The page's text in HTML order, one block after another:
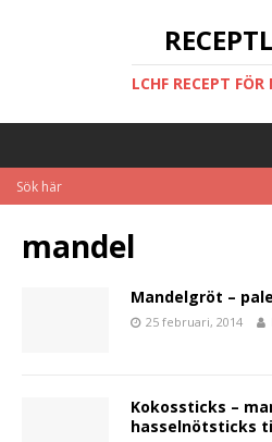
LCHF RECEPT
mandel
Mandelgröt –
25 februari, 2014
Kokossticks –
hasselnötsticks